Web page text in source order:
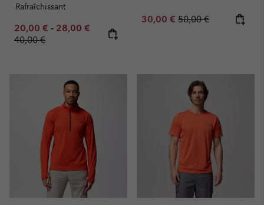
Rafraîchissant
Minimum sale price:
20,00 € - Maximum sale price:
28,00 € Regular price:
40,00 €
Sale price:
30,00 € Regular price:
50,00 €